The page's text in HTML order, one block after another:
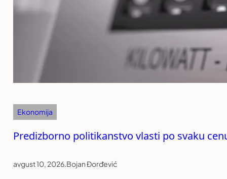
Ekonomija
Predizborno politikanstvo vlasti po svaku
avgust 10, 2026.Bojan Đorđević